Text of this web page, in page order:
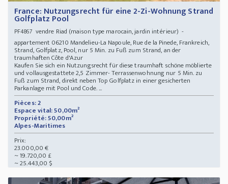
France: Nutzungsrecht für eine 2-Zi-Wohnung Strand
Golfplatz Pool
PF4867 vendre Riad (maison type marocain, jardin intérieur) -
appartement 06210 Mandelieu-La Napoule, Rue de la Pinede, Frankreich,
Strand, Golfplatz, Pool, nur 5 Min. zu Fuß zum Strand, an der
traumhaften Côte d'Azur
Kaufen Sie sich ein Nutzungsrecht für diese traumhaft schöne möblierte
und vollausgestattete 2,5 Zimmer- Terrassenwohnung nur 5 Min. zu
Fuß zum Strand, direkt neben Top Golfplatz in einer gesicherten
Parkanlage mit Pool und Code. ...
Pièces: 2
Espace vital: 50,00m²
Propriété: 50,00m²
Alpes-Maritimes
Prix:
23.000,00 €
~ 19.720,00 £
~ 25.443,00 $